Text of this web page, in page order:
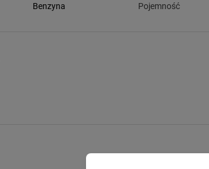
Benzyna Pojemność